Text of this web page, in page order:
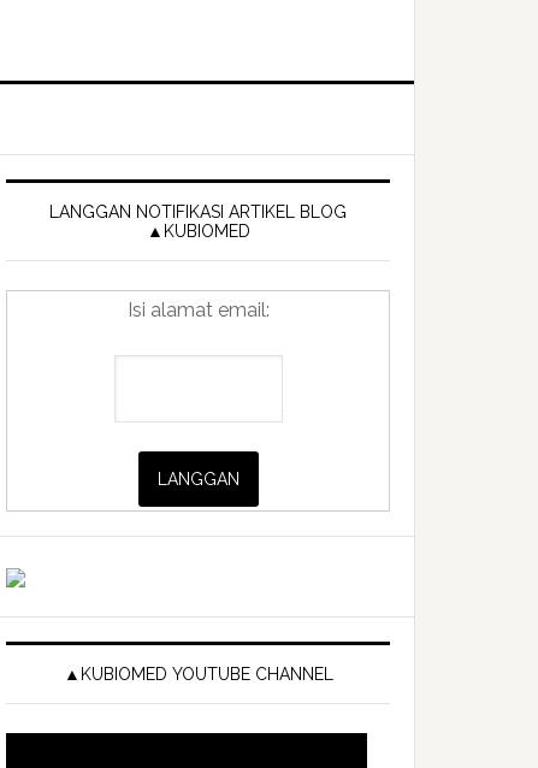
Primary
SidebarLANGGAN NOTIFIKASI ARTIKEL BLOG
▲KUBIOMED
Isi alamat email:
▲KUBIOMED YOUTUBE CHANNEL